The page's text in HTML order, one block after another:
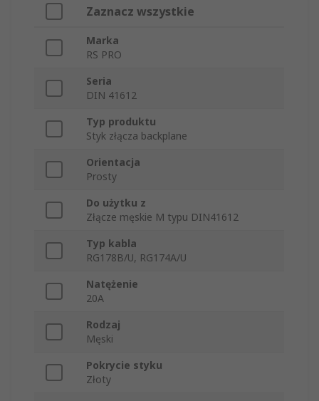
Zaznacz wszystkie
Marka
RS PRO
Seria
DIN 41612
Typ produktu
Styk złącza backplane
Orientacja
Prosty
Do użytku z
Złącze męskie M typu DIN41612
Typ kabla
RG178B/U, RG174A/U
Natężenie
20A
Rodzaj
Męski
Pokrycie styku
Złoty